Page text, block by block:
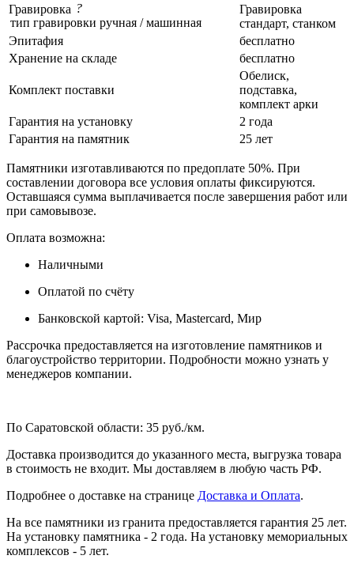
Гравировка ?
тип гравировки ручная / машинная
Гравировка
стандарт, станком
Эпитафия
бесплатно
Хранение на складе
бесплатно
Комплект поставки
Обелиск,
подставка,
комплект арки
Гарантия на установку
2 года
Гарантия на памятник
25 лет
Памятники изготавливаются по предоплате 50%. При
составлении договора все условия оплаты фиксируются.
Оставшаяся сумма выплачивается после завершения работ или
при самовывозе.
Оплата возможна:
Наличными
Оплатой по счёту
Банковской картой: Visa, Mastercard, Мир
Рассрочка предоставляется на изготовление памятников и
благоустройство территории. Подробности можно узнать у
менеджеров компании.
По Саратовской области: 35 руб./км.
Доставка производится до указанного места, выгрузка товара
в стоимость не входит. Мы доставляем в любую часть РФ.
Подробнее о доставке на странице Доставка и Оплата.
На все памятники из гранита предоставляется гарантия 25 лет.
На установку памятника - 2 года. На установку мемориальных
комплексов - 5 лет.